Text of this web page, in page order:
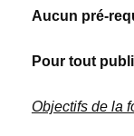
Aucun pré-
Pour tout
Objectifs de la